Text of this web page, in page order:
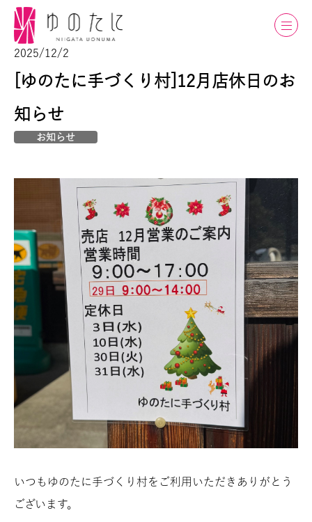
｢ゆのたに｣について
会社案内
製品情報
運営店舗
にぎりめし てっぺん
ゆのたに俵大名
2025/12/2
[ゆのたに手づくり村]12月店休日のお
知らせ
お知らせ
いつもゆのたに手づくり村をご利用いただきありがとう
ございます。